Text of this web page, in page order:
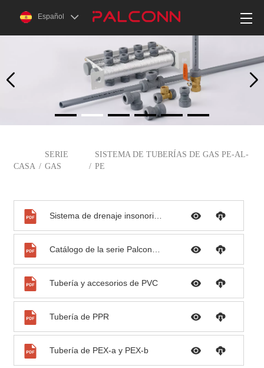
Español
CASA /
SERIE
GAS
/
SISTEMA DE TUBERÍAS DE GAS PE-AL-
PE
Sistema de drenaje insonorizado PP
Tubería y accesorios de PVC
Tubería de PPR
Tubería de PEX-a y PEX-b